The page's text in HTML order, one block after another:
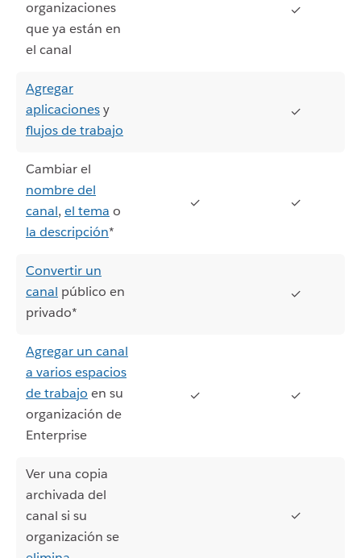
organizaciones
que ya están en
el canal
✓
Agregar
aplicacionesy
flujos de trabajo
✓
Cambiar el
nombre del
canal, el tema o
la descripción*
✓ ✓
Convertir un
canal público en
privado*
✓
Agregar un canal
a varios espacios
de trabajo en su
organización de
Enterprise
✓ ✓
Ver una copia
archivada del
canal si su
organización se
✓